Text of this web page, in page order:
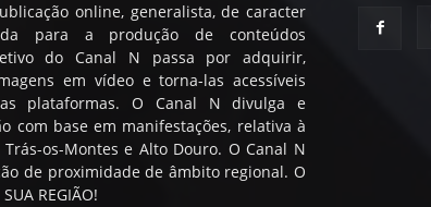
online, generalista, de caracter
para a produção de conteúdos
do Canal N passa por adquirir,
em vídeo e torna-las acessíveis
plataformas. O Canal N divulga e
com base em manifestações, relativa à
os-Montes e Alto Douro. O Canal N
de proximidade de âmbito regional. O
REGIÃO!